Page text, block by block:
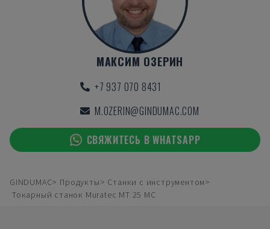
МАКСИМ ОЗЕРИН
+7 937 070 8431
M.OZERIN@GINDUMAC.COM
СВЯЖИТЕСЬ В WHATSAPP
GINDUMAC Продукты
Станки с инструментом
Токарный станок Muratec MT 25 MC